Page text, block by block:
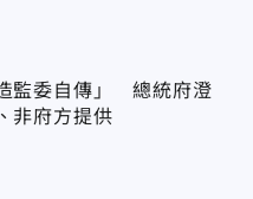
監委自傳」 總統府澄
非府方提供